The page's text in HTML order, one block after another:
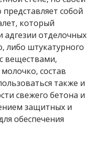
собой
который
адгезии отделочных
либо штукатурного
веществами,
состав
также и
свежего бетона и
защитных и
обеспечения